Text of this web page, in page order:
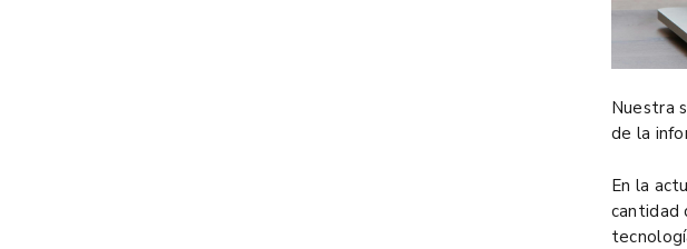
Nuestra
de la
En la
cantidad